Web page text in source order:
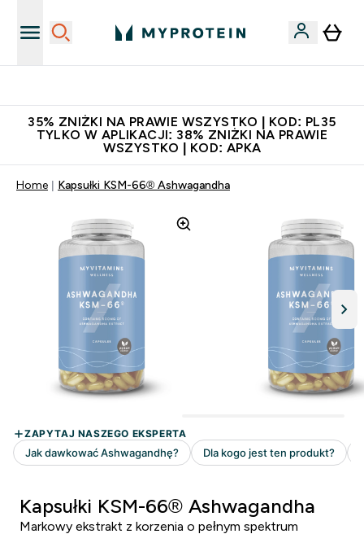
35% ZNIŻKI NA PRAWIE WSZYSTKO | KOD: PL35
TYLKO W APLIKACJI: 38% ZNIŻKI NA PRAWIE
WSZYSTKO | KOD: APKA
Home Kapsułki KSM-66® Ashwagandha
Kapsułki KSM-66® Ashwagandha
Markowy ekstrakt z korzenia o pełnym spektrum